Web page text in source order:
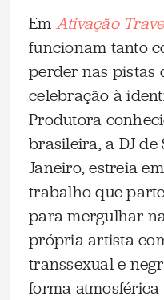
Em Ativação
funcionam tanto
perder nas pistas
celebração à
Produtora
brasileira, a DJ de
Janeiro, estreia
trabalho que
para mergulhar
própria artista
transsexual e
forma